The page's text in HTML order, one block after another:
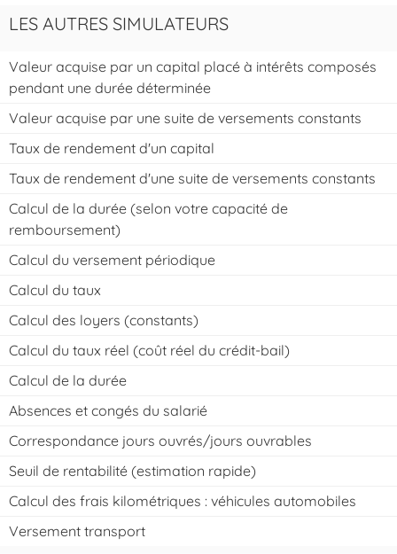
LES AUTRES SIMULATEURS
Valeur acquise par un capital placé à intérêts composés
pendant une durée déterminée
Valeur acquise par une suite de versements constants
Taux de rendement d'un capital
Taux de rendement d'une suite de versements constants
Calcul de la durée (selon votre capacité de
remboursement)
Calcul du versement périodique
Calcul du taux
Calcul des loyers (constants)
Calcul du taux réel (coût réel du crédit-bail)
Calcul de la durée
Absences et congés du salarié
Correspondance jours ouvrés/jours ouvrables
Seuil de rentabilité (estimation rapide)
Calcul des frais kilométriques : véhicules automobiles
Versement transport